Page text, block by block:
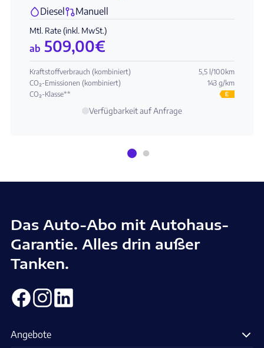
Diesel Manuell
Mtl. Rate (inkl. MwSt.)
ab 509,00€
Kraftstoffverbrauch (kombiniert)
5,5 l/100km
CO₂-Emissionen (kombiniert)
143 g/km
CO₂-Klasse**
E
Verfügbarkeit auf Anfrage
Das Auto-Abo mit Autohaus-
Garantie. Alles drin außer
Tanken.
Angebote